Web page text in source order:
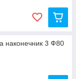
наконечник 3 Ф80